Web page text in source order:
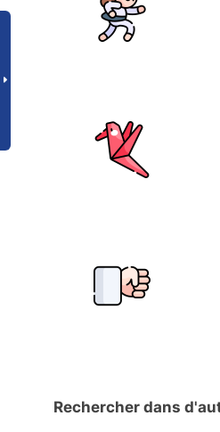
Rechercher dans